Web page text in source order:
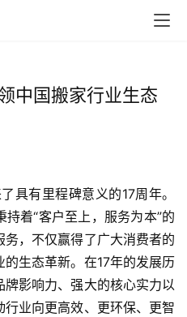
中国搬家行业生态
具有里程碑意义的17周年。
着“客户至上，服务为本”的
，不仅赢得了广大消费者的
生态革新。在17年的发展历
影响力、强大的核心实力以
业向更高效、更环保、更智